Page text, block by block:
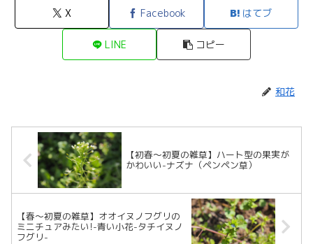
X Facebook はてブ
LINE コピー
和花
【初春～初夏の雑草】ハート型の果実が
かわいい-ナズナ（ペンペン草）
【春～初夏の雑草】オオイヌノフグリの
ミニチュアみたい!-青い小花-タチイヌノ
フグリ-